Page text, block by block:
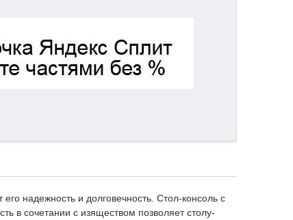
надежность и долговечность. Стол-консоль с
в сочетании с изяществом позволяет столу-